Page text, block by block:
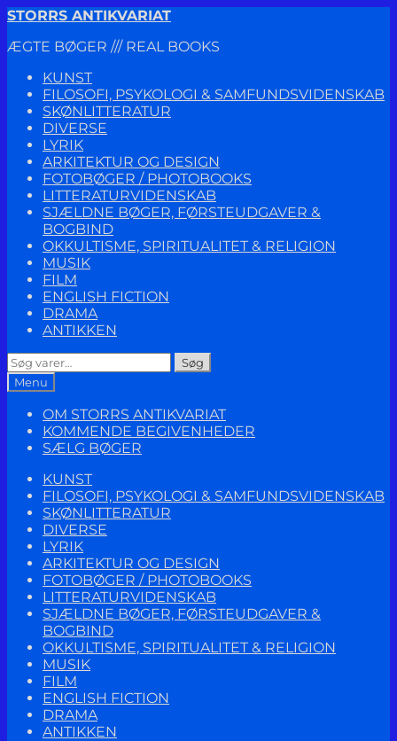
Spring
navigation
Spring
indhold
STORRS ANTIKVARIAT
ÆGTE BØGER /// REAL BOOKS
KUNST
FILOSOFI, PSYKOLOGI & SAMFUNDSVIDENSKAB
SKØNLITTERATUR
DIVERSE
LYRIK
ARKITEKTUR OG DESIGN
FOTOBØGER / PHOTOBOOKS
LITTERATURVIDENSKAB
SJÆLDNE BØGER, FØRSTEUDGAVER &
BOGBIND
OKKULTISME, SPIRITUALITET & RELIGION
MUSIK
FILM
ENGLISH FICTION
DRAMA
ANTIKKEN
Søg
efter:
Søg
Menu
OM STORRS ANTIKVARIAT
KOMMENDE BEGIVENHEDER
SÆLG BØGER
KUNST
FILOSOFI, PSYKOLOGI & SAMFUNDSVIDENSKAB
SKØNLITTERATUR
DIVERSE
LYRIK
ARKITEKTUR OG DESIGN
FOTOBØGER / PHOTOBOOKS
LITTERATURVIDENSKAB
SJÆLDNE BØGER, FØRSTEUDGAVER &
BOGBIND
OKKULTISME, SPIRITUALITET & RELIGION
MUSIK
FILM
ENGLISH FICTION
DRAMA
ANTIKKEN